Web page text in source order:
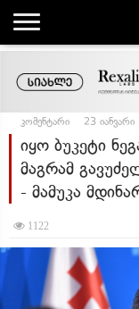
კომენტარი 23
იყო ბუკეტი
მაგრამ
- მამუკა
1122